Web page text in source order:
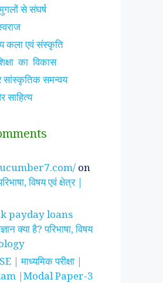
सुनीता विलियम्स ~
भारतीय मूल की अन्तरिक्ष
यात्री
से संघर्ष
कला एवं संस्कृति
का विकास
समन्वय
साहित्य
on
विषय एवं क्षेत्र |
payday loans
क्या है? परिभाषा, विषय
| माध्यमिक परीक्षा |
|Modal Paper-3